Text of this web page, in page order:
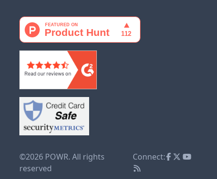
©2026 POWR. All rights
reserved
Connect: